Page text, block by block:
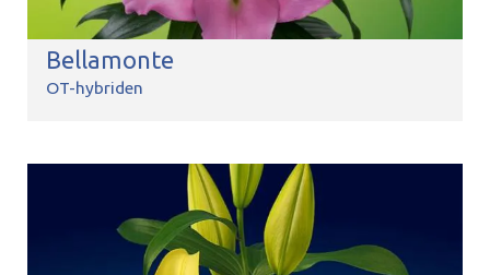
Bellamonte
OT-hybriden